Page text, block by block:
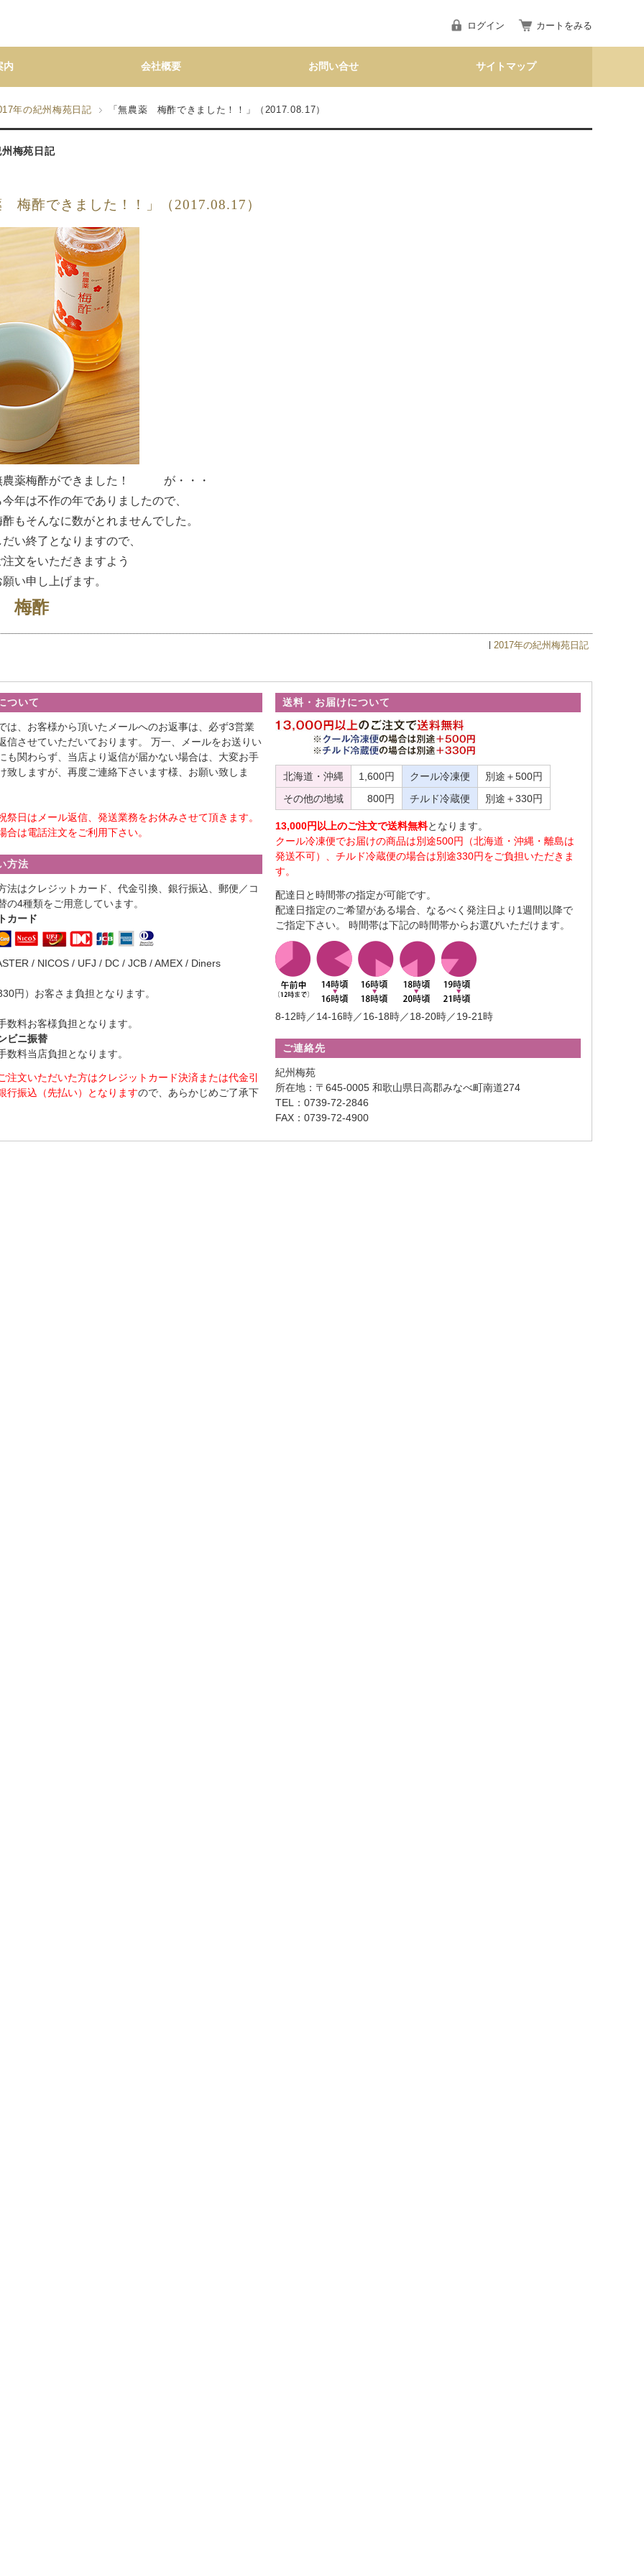
ログイン カートをみる
内 会社概要 お問い合せ サイトマップ
年の紀州梅苑日記 「無農薬 梅酢できました！！」（2017.08.17）
梅苑日記
梅酢できました！！」（2017.08.17）
農薬梅酢ができました！ が・・・
年は不作の年でありましたので、
もそんなに数がとれませんでした。
い終了となりますので、
文をいただきますよう
い申し上げます。
梅酢
2017年の紀州梅苑日記
ついて
は、お客様から頂いたメールへのお返事は、必ず3営業
信させていただいております。 万一、メールをお送りい
も関わらず、当店より返信が届かない場合は、大変お手
致しますが、再度ご連絡下さいます様、お願い致しま
祭日はメール返信、発送業務をお休みさせて頂きます。
合は電話注文をご利用下さい。
方法
法はクレジットカード、代金引換、銀行振込、郵便／コ
の4種類をご用意しています。
カード
/ NICOS / UFJ / DC / JCB / AMEX / Diners
円）お客さま負担となります。
数料お客様負担となります。
ビニ振替
数料当店負担となります。
注文いただいた方はクレジットカード決済または代金引
行振込（先払い）となりますので、あらかじめご了承下
送料・お届けについて
北海道・沖縄 1,600円 クール冷凍便
別途＋500円
その他の地域
800円 チルド冷蔵便 別途＋330円
13,000円以上のご注文で送料無料となります。
クール冷凍便でお届けの商品は別途500円（北海道・沖縄・離島は
発送不可）、チルド冷蔵便の場合は別途330円をご負担いただきま
す。
配達日と時間帯の指定が可能です。
配達日指定のご希望がある場合、なるべく発注日より1週間以降で
ご指定下さい。 時間帯は下記の時間帯からお選びいただけます。
8-12時／14-16時／16-18時／18-20時／19-21時
ご連絡先
紀州梅苑
所在地：〒645-0005 和歌山県日高郡みなべ町南道274
TEL：0739-72-2846
FAX：0739-72-4900